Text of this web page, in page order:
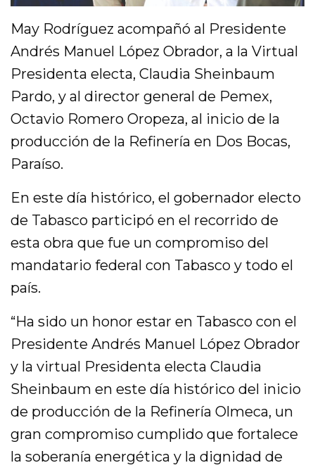
May Rodríguez acompañó al Presidente
Andrés Manuel López Obrador, a la Virtual
Presidenta electa, Claudia Sheinbaum
Pardo, y al director general de Pemex,
Octavio Romero Oropeza, al inicio de la
producción de la Refinería en Dos Bocas,
Paraíso.
En este día histórico, el gobernador electo
de Tabasco participó en el recorrido de
esta obra que fue un compromiso del
mandatario federal con Tabasco y todo el
país.
“Ha sido un honor estar en Tabasco con el
Presidente Andrés Manuel López Obrador
y la virtual Presidenta electa Claudia
Sheinbaum en este día histórico del inicio
de producción de la Refinería Olmeca, un
gran compromiso cumplido que fortalece
la soberanía energética y la dignidad de